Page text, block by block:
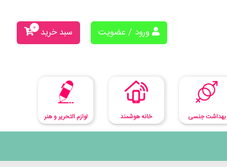
ورود / عضویت سبد خرید 0
بهداشت جنسی خانه هوشمند لوازم التحریر و هنر